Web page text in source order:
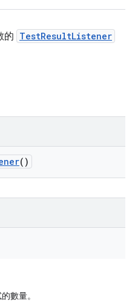
的 TestResultListener
()
數量。